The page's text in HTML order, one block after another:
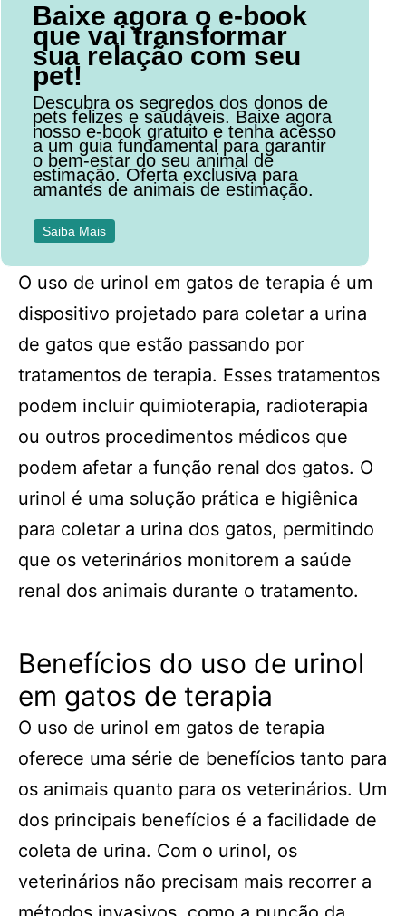
Baixe agora o e-book
que vai transformar
sua relação com seu
pet!
Descubra os segredos dos donos de
pets felizes e saudáveis. Baixe agora
nosso e-book gratuito e tenha acesso
a um guia fundamental para garantir
o bem-estar do seu animal de
estimação. Oferta exclusiva para
amantes de animais de estimação.
Saiba Mais
O uso de urinol em gatos de terapia é um
dispositivo projetado para coletar a urina
de gatos que estão passando por
tratamentos de terapia. Esses tratamentos
podem incluir quimioterapia, radioterapia
ou outros procedimentos médicos que
podem afetar a função renal dos gatos. O
urinol é uma solução prática e higiênica
para coletar a urina dos gatos, permitindo
que os veterinários monitorem a saúde
renal dos animais durante o tratamento.
Benefícios do uso de urinol
em gatos de terapia
O uso de urinol em gatos de terapia
oferece uma série de benefícios tanto para
os animais quanto para os veterinários. Um
dos principais benefícios é a facilidade de
coleta de urina. Com o urinol, os
veterinários não precisam mais recorrer a